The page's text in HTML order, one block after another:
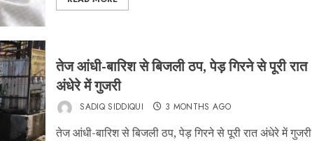
तेज आंधी-बारिश से बिजली ठप, पेड़ गिरने से पूरी रात
अंधेरे में गुजरी
SADIQ SIDDIQUI 3 MONTHS AGO
तेज आंधी-बारिश से बिजली ठप, पेड़ गिरने से पूरी रात अंधेरे में गुजरी